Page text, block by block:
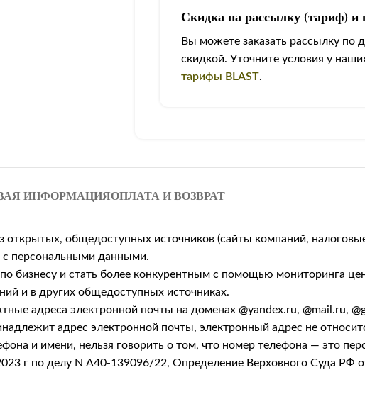
Скидка на рассылку (тариф) и
Вы можете заказать рассылку по
скидкой. Уточните условия у
тарифы BLAST.
ИНФОРМАЦИЯОПЛАТА И ВОЗВРАТ
открытых, общедоступных источников (сайты компаний,
персональными данными.
бизнесу и стать более конкурентным с помощью мониторинга
и в других общедоступных источниках.
адреса электронной почты на доменах @yandex.ru, @mail.ru,
адрес электронной почты, электронный адрес не
и имени, нельзя говорить о том, что номер телефона — это
г по делу N А40-139096/22, Определение Верховного Суда РФ